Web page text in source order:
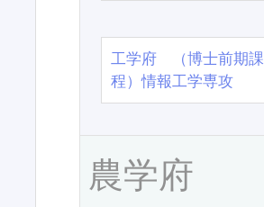
工学府 （博士前期課
程）情報工学専攻
農学府